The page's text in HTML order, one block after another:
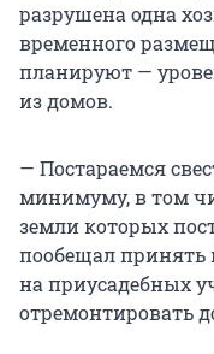
разрушена одна
временного
планируют —
из домов.
— Постараемся
минимуму, в том
земли которых
пообещал принять
на приусадебных
отремонтировать